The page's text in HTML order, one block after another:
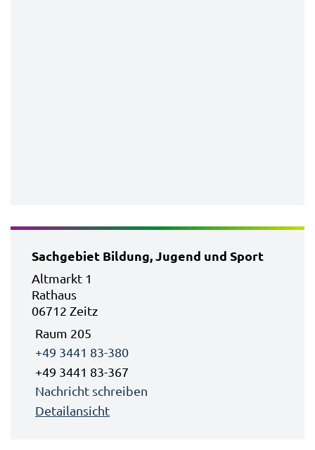
Sachgebiet Bildung, Jugend und Sport
Altmarkt 1
Rathaus
06712 Zeitz
Raum 205
+49 3441 83-380
+49 3441 83-367
Nachricht schreiben
Detailansicht